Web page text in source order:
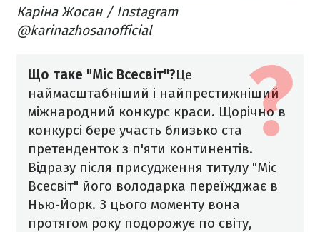
Каріна Жосан / Instagram
@karinazhosanofficial
Що таке "Міс Всесвіт"?Це
наймасштабніший і найпрестижніший
міжнародний конкурс краси. Щорічно в
конкурсі бере участь близько ста
претенденток з п'яти континентів.
Відразу після присудження титулу "Міс
Всесвіт" його володарка переїжджає в
Нью-Йорк. З цього моменту вона
протягом року подорожує по світу,